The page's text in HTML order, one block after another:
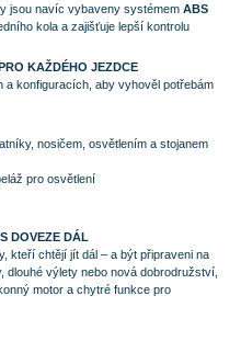
jsou navíc vybaveny systémem ABS
kola a zajišťuje lepší kontrolu
KAŽDÉHO JEZDCE
konfiguracích, aby vyhověl potřebám
nosičem, osvětlením a stojanem
pro osvětlení
DOVEZE DÁL
kteří chtějí jít dál – a být připraveni na
dlouhé výlety nebo nová dobrodružství,
motor a chytré funkce pro